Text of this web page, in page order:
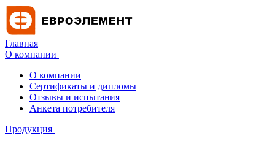
Главная
О компании
О компании
Сертификаты и дипломы
Отзывы и испытания
Анкета потребителя
Продукция